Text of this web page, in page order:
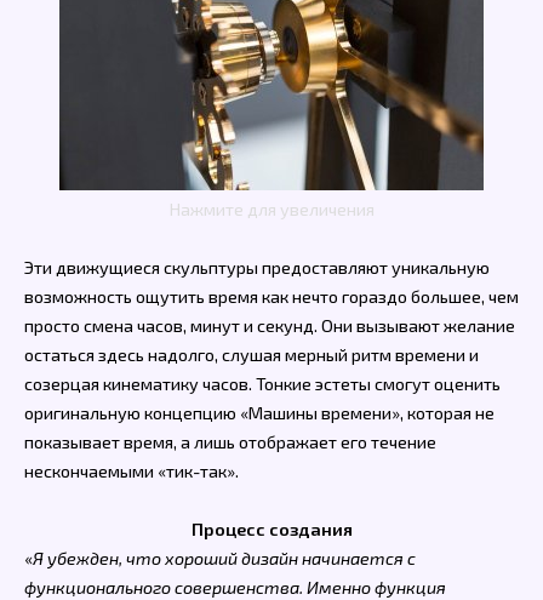
Нажмите для увеличения
Эти движущиеся скульптуры предоставляют уникальную
возможность ощутить время как нечто гораздо большее, чем
просто смена часов, минут и секунд. Они вызывают желание
остаться здесь надолго, слушая мерный ритм времени и
созерцая кинематику часов. Тонкие эстеты смогут оценить
оригинальную концепцию «Машины времени», которая не
показывает время, а лишь отображает его течение
нескончаемыми «тик-так».
Процесс создания
«Я убежден, что хороший дизайн начинается с
функционального совершенства. Именно функция